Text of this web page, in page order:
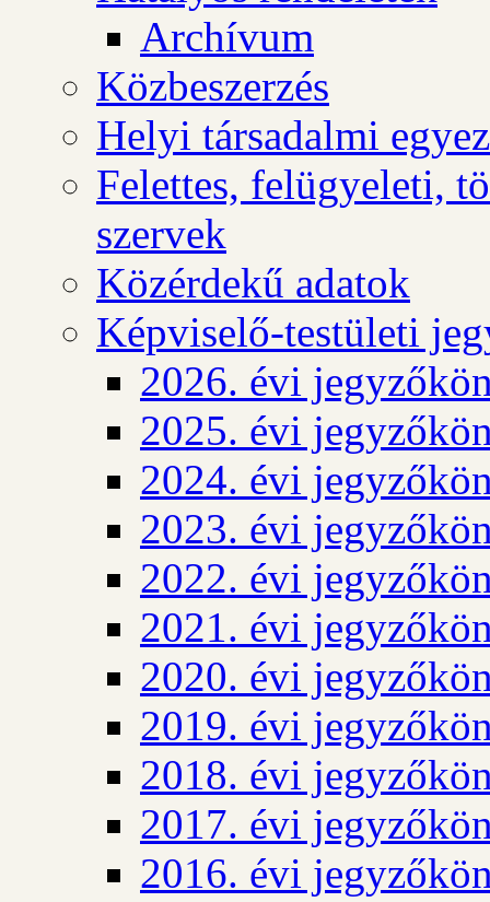
Archívum
Közbeszerzés
Helyi társadalmi
Felettes, felügyeleti,
szervek
Közérdekű adatok
Képviselő-testületi
2026. évi
2025. évi
2024. évi
2023. évi
2022. évi
2021. évi
2020. évi
2019. évi
2018. évi
2017. évi
2016. évi